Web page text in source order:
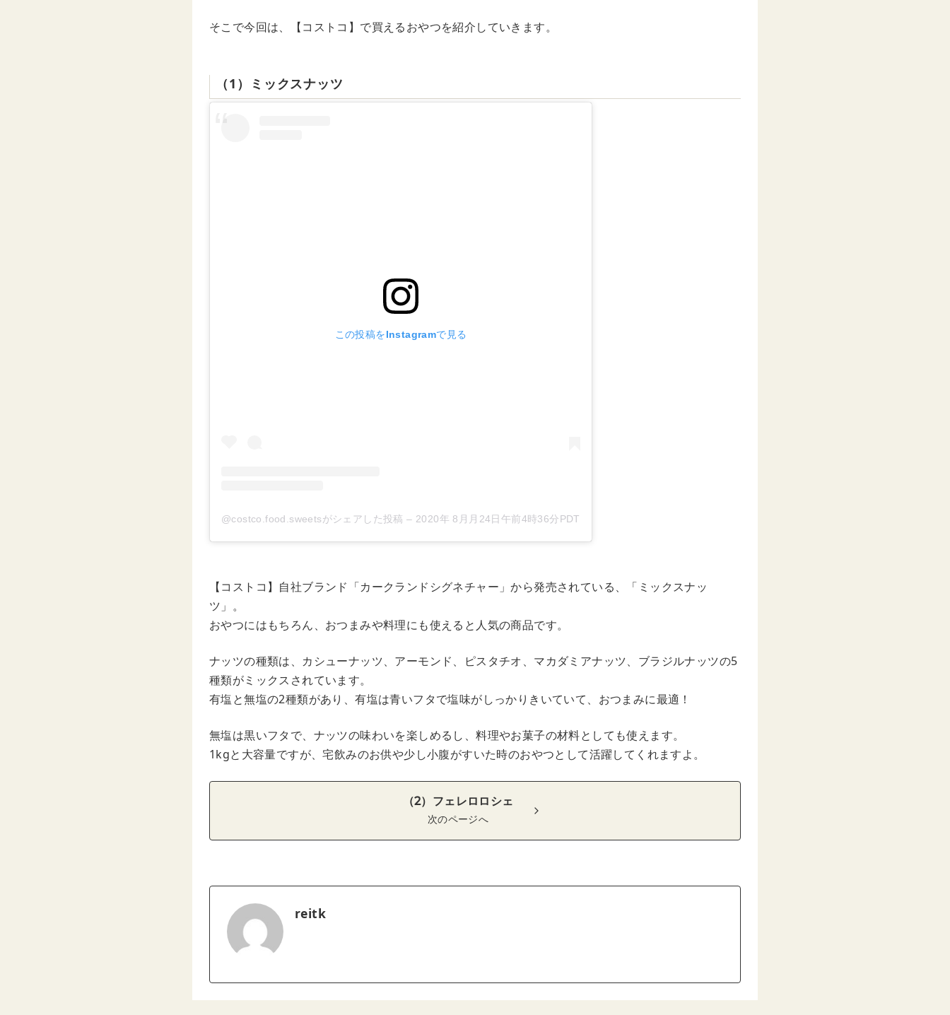
そこで今回は、【コストコ】で買えるおやつを紹介していきます。
（1）ミックスナッツ
この投稿をInstagramで見る
@costco.food.sweetsがシェアした投稿 – 2020年 8月月24日午前4時36分PDT
【コストコ】自社ブランド「カークランドシグネチャー」から発売されている、「ミックスナッ
ツ」。
おやつにはもちろん、おつまみや料理にも使えると人気の商品です。
ナッツの種類は、カシューナッツ、アーモンド、ピスタチオ、マカダミアナッツ、ブラジルナッツの5
種類がミックスされています。
有塩と無塩の2種類があり、有塩は青いフタで塩味がしっかりきいていて、おつまみに最適！
無塩は黒いフタで、ナッツの味わいを楽しめるし、料理やお菓子の材料としても使えます。
1kgと大容量ですが、宅飲みのお供や少し小腹がすいた時のおやつとして活躍してくれますよ。
（2）フェレロロシェ
次のページへ
reitk